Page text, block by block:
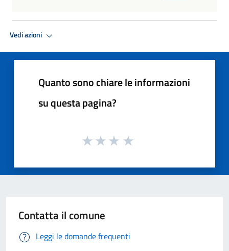
Vedi azioni
Quanto sono chiare le informazioni
su questa pagina?
Contatta il comune
Leggi le domande frequenti